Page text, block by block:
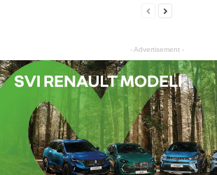
- Advertisement -